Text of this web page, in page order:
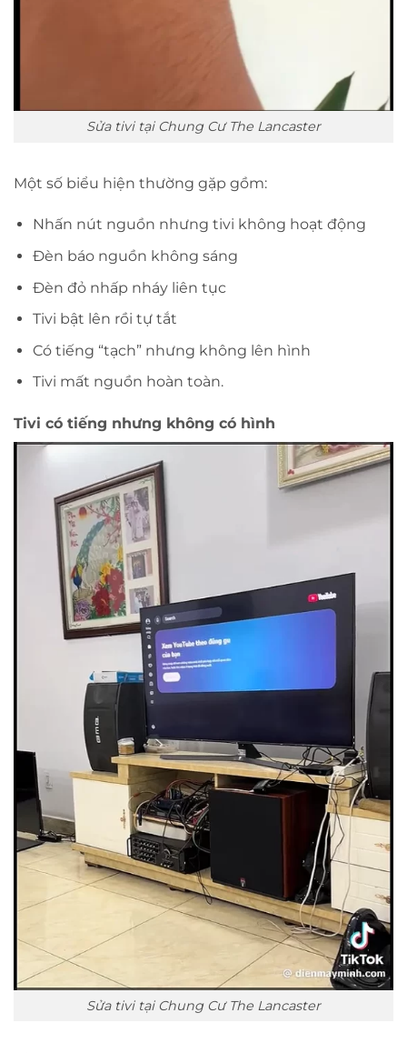
Sửa tivi tại Chung Cư The Lancaster
Một số biểu hiện thường gặp gồm:
Nhấn nút nguồn nhưng tivi không hoạt động
Đèn báo nguồn không sáng
Đèn đỏ nhấp nháy liên tục
Tivi bật lên rồi tự tắt
Có tiếng “tạch” nhưng không lên hình
Tivi mất nguồn hoàn toàn.
Tivi có tiếng nhưng không có hình
Sửa tivi tại Chung Cư The Lancaster